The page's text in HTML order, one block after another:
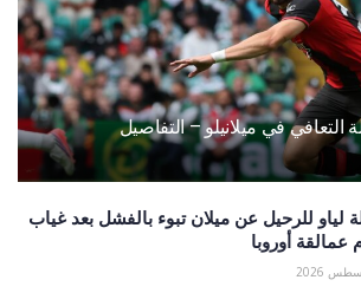
في ميلانيلو – التفاصيل
لياو للرحيل عن ميلان تبوء بالفشل بعد غياب
عمالقة أوروبا